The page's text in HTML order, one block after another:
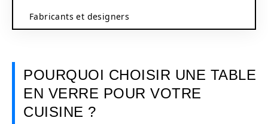
Fabricants et designers
POURQUOI CHOISIR UNE TABLE
EN VERRE POUR VOTRE
CUISINE ?